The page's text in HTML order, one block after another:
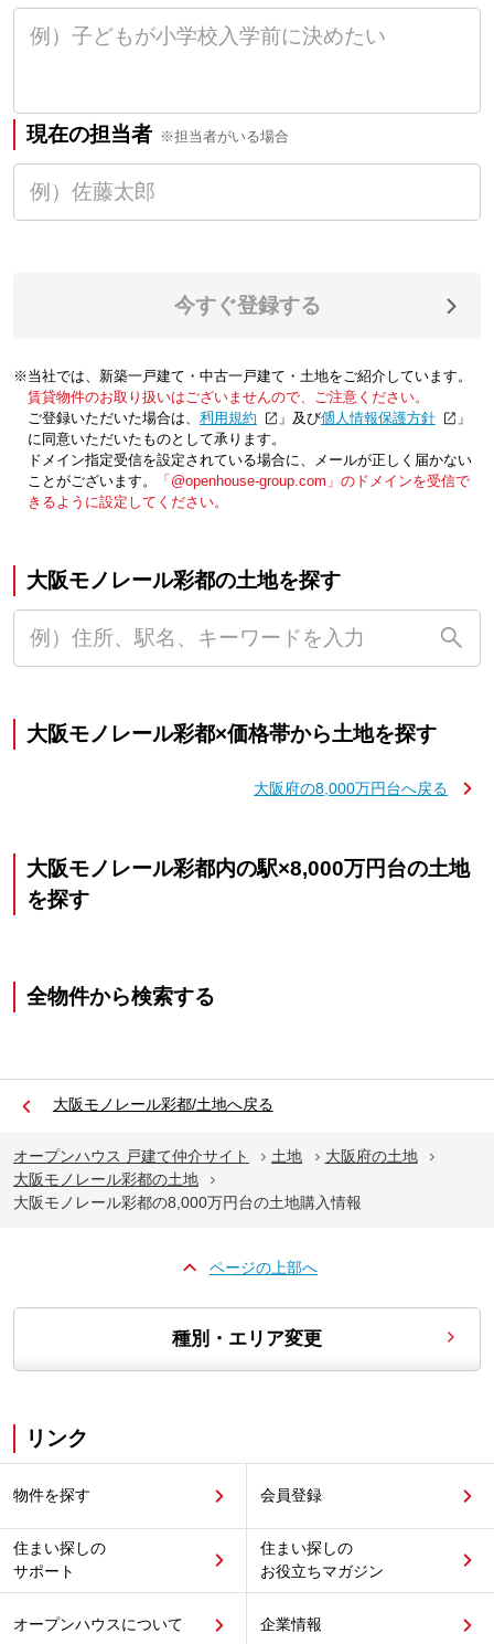
現在の担当者 ※担当者がいる場合
今すぐ登録する
※当社では、新築一戸建て・中古一戸建て・土地をご紹介しています。
賃貸物件のお取り扱いはございませんので、ご注意ください。
ご登録いただいた場合は、「利用規約 」及び「個人情報保護方針
」
に同意いただいたものとして承ります。
ドメイン指定受信を設定されている場合に、メールが正しく届かない
ことがございます。
「@openhouse-group.com」のドメインを受信で
きるように設定してください。
大阪モノレール彩都の土地を探す
大阪モノレール彩都×価格帯から土地を探す
大阪府の8,000万円台へ戻る
大阪モノレール彩都内の駅×8,000万円台の土地
を探す
全物件から検索する
大阪モノレール彩都/土地へ戻る
オープンハウス 戸建て仲介サイト 土地
大阪府の土地
大阪モノレール彩都の土地
大阪モノレール彩都の8,000万円台の土地購入情報
ページの上部へ
種別・エリア変更
リンク
物件を探す 会員登録
住まい探しの
サポート
住まい探しの
お役立ちマガジン
オープンハウスについて 企業情報